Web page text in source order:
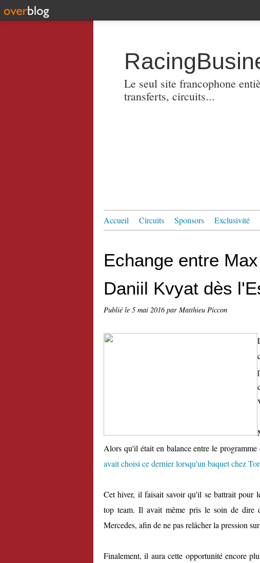
Le seul site francophone
transferts, circuits...
Accueil Circuits Sponsors Exclusivité
Echange entre
Daniil Kvyat dès
Publié le 5 mai 2016par Matthieu Piccon
Alors qu'il était en balance entre le
avait choisi ce dernier lorsqu'un baquet chez
Cet hiver, il faisait savoir qu'il se battrait pour
top team. Il avait même pris le soin de dire
Mercedes, afin de ne pas relâcher la pression
Finalement, il aura cette opportunité encore